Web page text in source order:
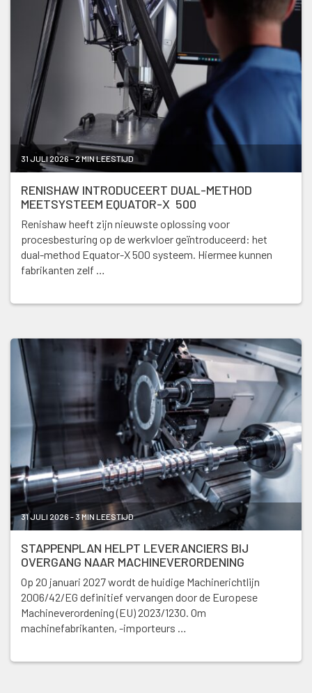
31 JULI 2026 - 2 MIN LEESTIJD
RENISHAW INTRODUCEERT DUAL-METHOD
MEETSYSTEEM EQUATOR-X 500
Renishaw heeft zijn nieuwste oplossing voor
procesbesturing op de werkvloer geïntroduceerd: het
dual-method Equator-X 500 systeem. Hiermee kunnen
fabrikanten zelf …
31 JULI 2026 - 3 MIN LEESTIJD
STAPPENPLAN HELPT LEVERANCIERS BIJ
OVERGANG NAAR MACHINEVERORDENING
Op 20 januari 2027 wordt de huidige Machinerichtlijn
2006/42/EG definitief vervangen door de Europese
Machineverordening (EU) 2023/1230. Om
machinefabrikanten, -importeurs …